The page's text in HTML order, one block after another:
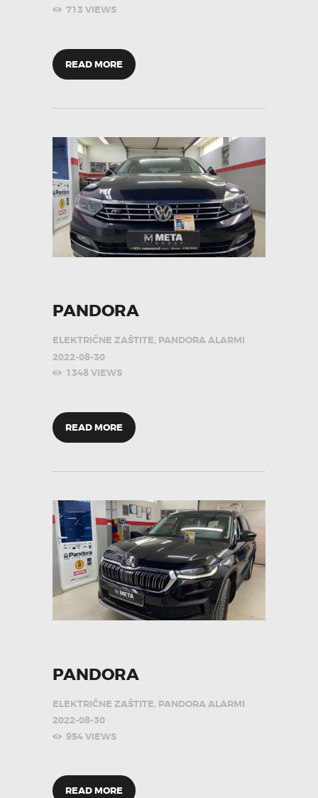
713 VIEWS
READ MORE
PANDORA
ELEKTRIČNE ZAŠTITE, PANDORA ALARMI
2022-08-30
1348VIEWS
READ MORE
PANDORA
ELEKTRIČNE ZAŠTITE, PANDORA ALARMI
2022-08-30
954VIEWS
READ MORE